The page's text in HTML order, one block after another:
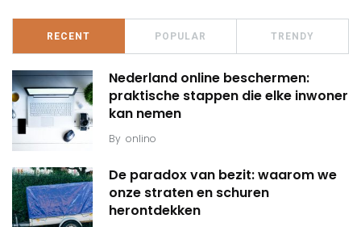
RECENT POPULAR TRENDY
Nederland online beschermen:
praktische stappen die elke inwoner
kan nemen
By onlino
De paradox van bezit: waarom we
onze straten en schuren
herontdekken